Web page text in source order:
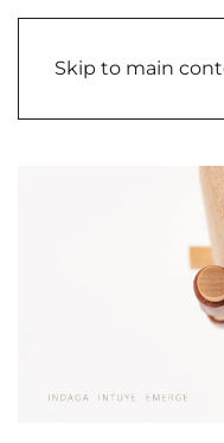
Skip to main